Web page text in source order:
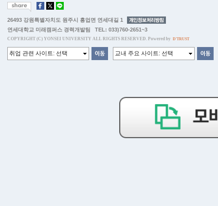
26493 강원특별자치도 원주시 흥업면 연세대길 1
연세대학교 미래캠퍼스 경력개발팀 TEL: 033)760-2651~3
COPYRIGHT (C) YONSEI UNIVERSITY ALL RIGHTS RESERVED. Powered by D'TRUST